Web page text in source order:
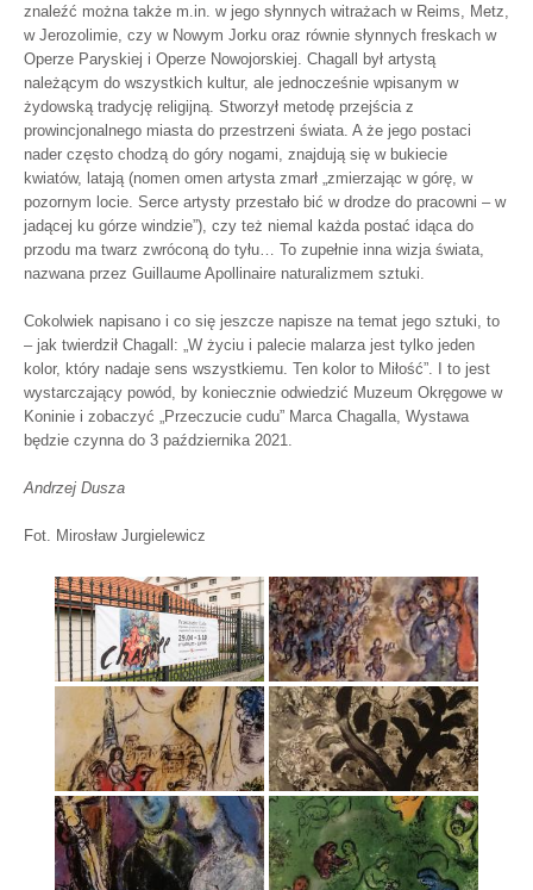
znaleźć można także m.in. w jego słynnych witrażach w Reims, Metz,
w Jerozolimie, czy w Nowym Jorku oraz równie słynnych freskach w
Operze Paryskiej i Operze Nowojorskiej. Chagall był artystą
należącym do wszystkich kultur, ale jednocześnie wpisanym w
żydowską tradycję religijną. Stworzył metodę przejścia z
prowincjonalnego miasta do przestrzeni świata. A że jego postaci
nader często chodzą do góry nogami, znajdują się w bukiecie
kwiatów, latają (nomen omen artysta zmarł „zmierzając w górę, w
pozornym locie. Serce artysty przestało bić w drodze do pracowni – w
jadącej ku górze windzie”), czy też niemal każda postać idąca do
przodu ma twarz zwróconą do tyłu… To zupełnie inna wizja świata,
nazwana przez Guillaume Apollinaire naturalizmem sztuki.
Cokolwiek napisano i co się jeszcze napisze na temat jego sztuki, to
– jak twierdził Chagall: „W życiu i palecie malarza jest tylko jeden
kolor, który nadaje sens wszystkiemu. Ten kolor to Miłość”. I to jest
wystarczający powód, by koniecznie odwiedzić Muzeum Okręgowe w
Koninie i zobaczyć „Przeczucie cudu” Marca Chagalla, Wystawa
będzie czynna do 3 października 2021.
Andrzej Dusza
Fot. Mirosław Jurgielewicz